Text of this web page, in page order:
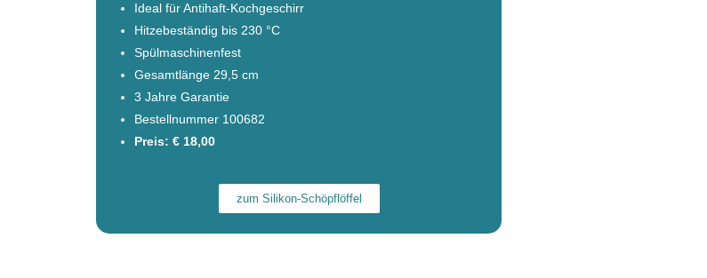
Ideal für Antihaft-Kochgeschirr
Hitzebeständig bis 230 °C
Spülmaschinenfest
Gesamtlänge 29,5 cm
3 Jahre Garantie
Bestellnummer 100682
Preis: € 18,00
zum Silikon-Schöpflöffel